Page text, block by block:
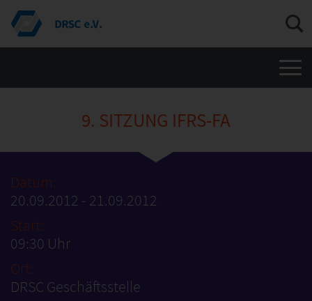
9. SITZUNG IFRS-FA
Datum:
20.09.2012 - 21.09.2012
Start:
09:30 Uhr
Ort:
DRSC Geschäftsstelle